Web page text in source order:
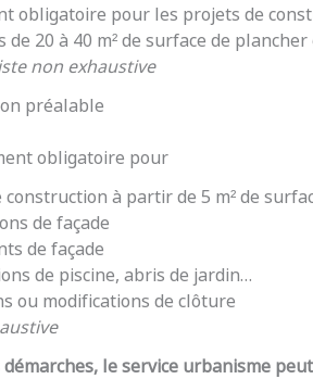
obligatoire pour les projets de
de 20 à 40 m² de surface de
non exhaustive
préalable
obligatoire pour
construction à partir de 5 m² de
de façade
de façade
de piscine, abris de jardin…
ou modifications de clôture
démarches, le service urbanisme